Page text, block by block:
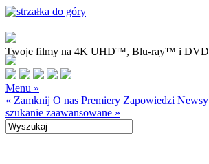
Twoje filmy na 4K UHD™, Blu-ray™ i DVD
Menu »
« Zamknij O nas Premiery Zapowiedzi Newsy
szukanie zaawansowane »